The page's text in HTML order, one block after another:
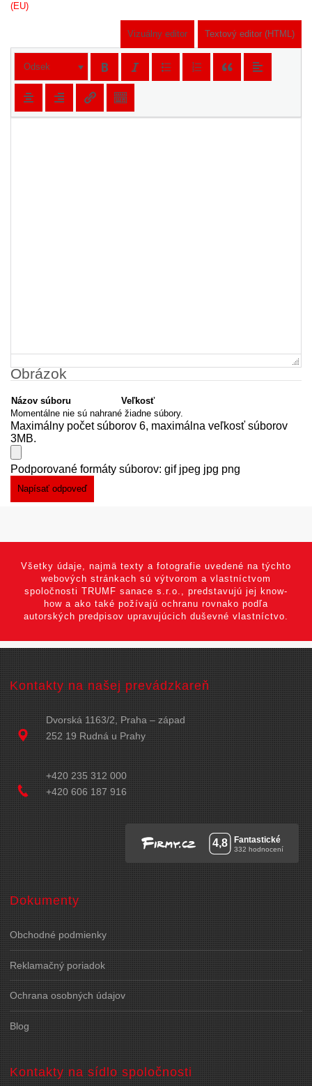
(EU)
Vizuálny editor Textový editor (HTML)
Odsek
Obrázok
Názov súboru
Veľkosť
Momentálne nie sú nahrané žiadne súbory.
Maximálny počet súborov 6, maximálna veľkosť súborov
3MB.
Podporované formáty súborov: gif jpeg jpg png
Všetky údaje, najmä texty a fotografie uvedené na týchto
webových stránkach sú výtvorom a vlastníctvom
spoločnosti TRUMF sanace s.r.o., predstavujú jej know-
how a ako také požívajú ochranu rovnako podľa
autorských predpisov upravujúcich duševné vlastníctvo.
Kontakty na našej prevádzkareň
Dvorská 1163/2, Praha – západ
252 19 Rudná u Prahy
+420 235 312 000
+420 606 187 916
Dokumenty
Obchodné podmienky
Reklamačný poriadok
Ochrana osobných údajov
Blog
Kontakty na sídlo spoločnosti